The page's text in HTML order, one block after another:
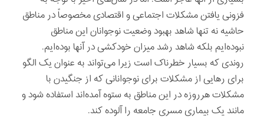
فزونی یافتن مشکلات اجتماعی و اقتصادی مخصوصاً در مناطق
حاشیه نه تنها شاهد بهبود وضعیت نوجوانان این مناطق
نبوده‌ایم بلکه شاهد رشد میزان خودکشی در آنها بوده‌ایم.
روندی که بسیار خطرناک است زیرا می‌تواند به عنوان یک الگو
برای رهایی از مشکلات برای نوجوانانی که از جنگیدن با
مشکلات هرروزه در این مناطق به ستوه آمده‌اند استفاده شود و
مانند یک بیماری مسری جامعه را آلوده کند.